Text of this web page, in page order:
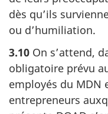
dès qu’ils
ou d’humiliation.
3.10 On s’attend,
obligatoire prévu
employés du MDN
entrepreneurs